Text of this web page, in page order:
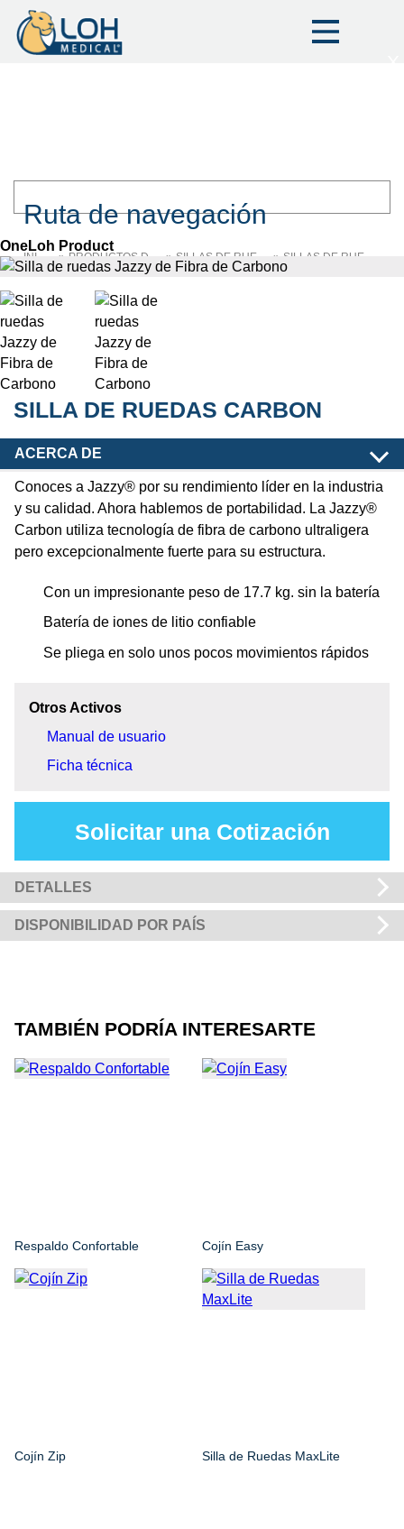
Ruta de navegación
INICIO
OneLoh Product
SILLA DE RUEDAS CARBON
ACERCA DE
Conoces a Jazzy® por su rendimiento líder en la industria
y su calidad. Ahora hablemos de portabilidad. La Jazzy®
Carbon utiliza tecnología de fibra de carbono ultraligera
pero excepcionalmente fuerte para su estructura.
Con un impresionante peso de 17.7 kg. sin la batería
Batería de iones de litio confiable
Se pliega en solo unos pocos movimientos rápidos
Otros Activos
Manual de usuario
Ficha técnica
Solicitar una Cotización
DETALLES
DISPONIBILIDAD POR PAÍS
TAMBIÉN PODRÍA INTERESARTE
Respaldo Confortable Cojín Easy
Cojín Zip Silla de Ruedas MaxLite